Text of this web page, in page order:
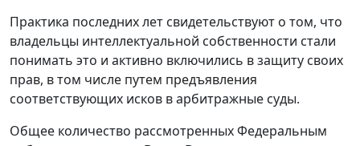
Практика последних лет свидетельствуют о том, что
владельцы интеллектуальной собственности стали
понимать это и активно включились в защиту своих
прав, в том числе путем предъявления
соответствующих исков в арбитражные суды.
Общее количество рассмотренных Федеральным